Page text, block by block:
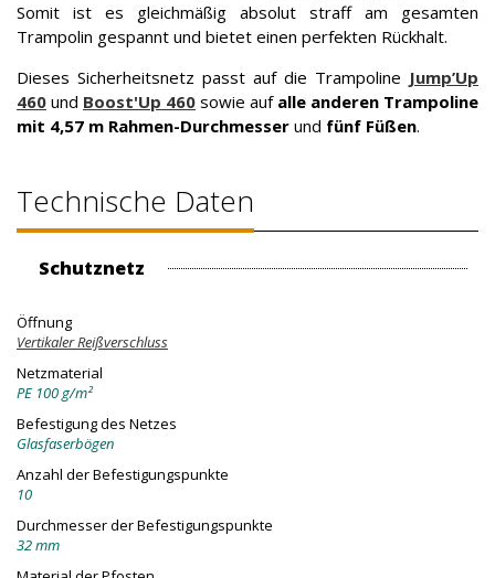
Somit ist es gleichmäßig absolut straff am gesamten
Trampolin gespannt und bietet einen perfekten Rückhalt.
Dieses Sicherheitsnetz passt auf die Trampoline Jump’Up
460 und Boost'Up 460 sowie auf alle anderen Trampoline
mit 4,57 m Rahmen-Durchmesser und fünf Füßen.
Technische Daten
Schutznetz
Öffnung
Vertikaler Reißverschluss
Netzmaterial
PE 100 g/m²
Befestigung des Netzes
Glasfaserbögen
Anzahl der Befestigungspunkte
10
Durchmesser der Befestigungspunkte
32 mm